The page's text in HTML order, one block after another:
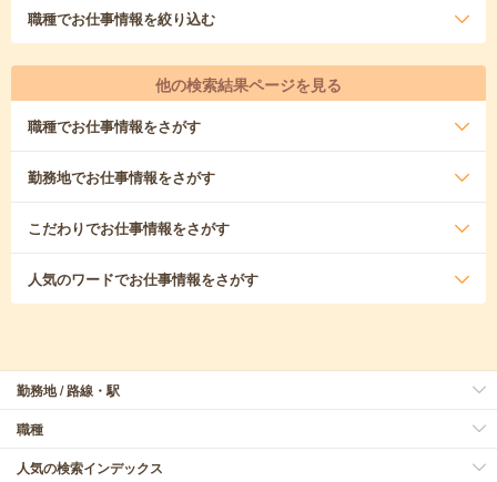
職種でお仕事情報を絞り込む
他の検索結果ページを見る
職種でお仕事情報をさがす
勤務地でお仕事情報をさがす
こだわりでお仕事情報をさがす
人気のワードでお仕事情報をさがす
勤務地 / 路線・駅
職種
人気の検索インデックス